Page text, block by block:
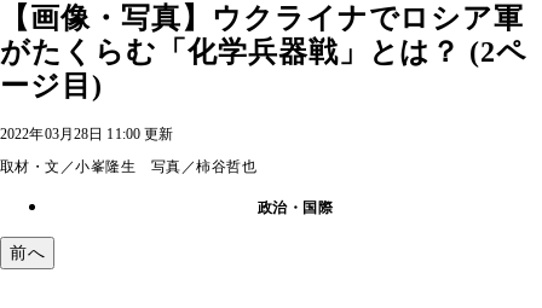
【画像・写真】ウクライナでロシア軍
がたくらむ「化学兵器戦」とは？ (2ペ
ージ目)
2022年03月28日 11:00 更新
取材・文／小峯隆生 写真／柿谷哲也
政治・国際
前へ